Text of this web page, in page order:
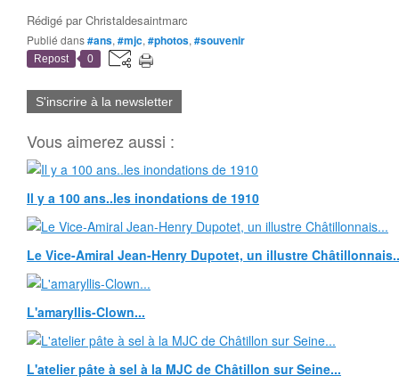
Rédigé parChristaldesaintmarc
Publié dans#ans, #mjc, #photos, #souvenir
Repost 0
S'inscrire à la newsletter
Vous aimerez aussi :
Il y a 100 ans..les inondations de 1910
Le Vice-Amiral Jean-Henry Dupotet, un illustre
L'amaryllis-Clown...
L'atelier pâte à sel à la MJC de Châtillon sur Seine...